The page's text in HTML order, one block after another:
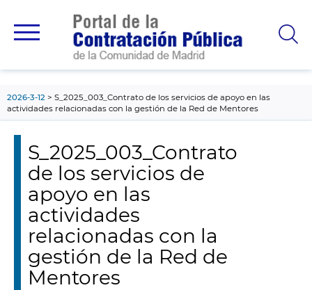
principal
2026-3-12
S_2025_003_Contrato de los servicios de apoyo en las
actividades relacionadas con la gestión de la Red de Mentores
S_2025_003_Contrato
de los servicios de
apoyo en las
actividades
relacionadas con la
gestión de la Red de
Mentores